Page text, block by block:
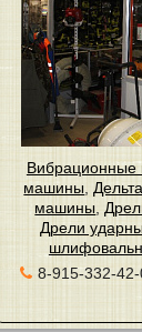
машины
машины
Дрели
8-915-332-